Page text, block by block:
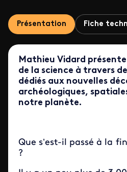
Présentation Fiche
Mathieu Vidard
de la science à travers
dédiés aux nouvelles
archéologiques,
notre planète.
Que s’est-il passé à la
?